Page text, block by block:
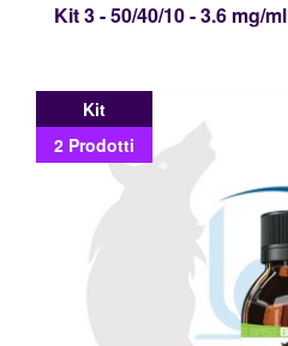
Kit 3 - 50/40/10 - 3.6 mg/ml
Kit
2 Prodotti